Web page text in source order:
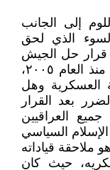
إلى الجانب
الذي لحق
قرار حل الجيش
العراقي ، لهؤلاء نقول : حكمتم العراق منذ العام ٢٠٠٥،
العسكرية وهل
بعد القرار
العراقيين
السياسي
خلال الأعوام ال ( ١٧) هو ملاحقة قياداته
حيث كان